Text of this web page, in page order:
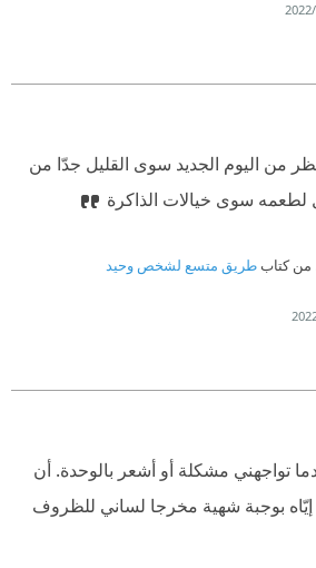
من اليوم الجديد سوى القليل جدّا من
لطعمه سوى خيالات الذاكرة
من كتابطريق متسع لشخص وحيد
تواجهني مشكلة أو أشعر بالوحدة. أن
إيّاه بوجبة شهية مخرجا لساني للظروف